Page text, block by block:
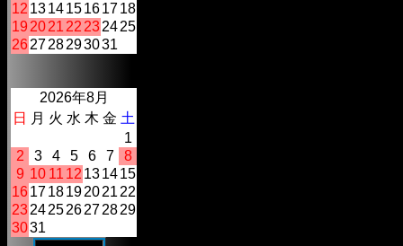
12 131415161718
19202122232425
262728293031
2026年8月
日 月 火 水 木 金 土
1
2
3 4 5 6 7
8
9 10 11 12 131415
16 171819202122
23242526272829
3031